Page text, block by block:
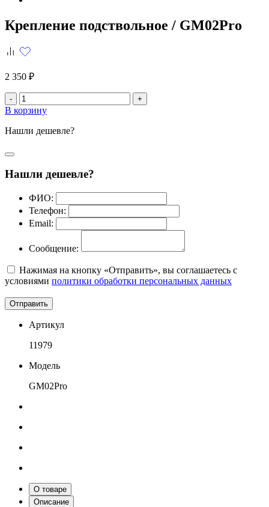
Крепление подствольное / GM02Pro
2 350 ₽
- +
В корзину
Нашли дешевле?
Нашли дешевле?
ФИО:
Телефон:
Email:
Сообщение:
Нажимая на кнопку «Отправить», вы соглашаетесь с
условиями политики обработки персональных данных
Отправить
Артикул
11979
Модель
GM02Pro
О товаре
Описание